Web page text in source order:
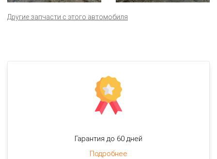
Другие запчасти с этого автомобиля
Гарантия до 60 дней
Подробнее